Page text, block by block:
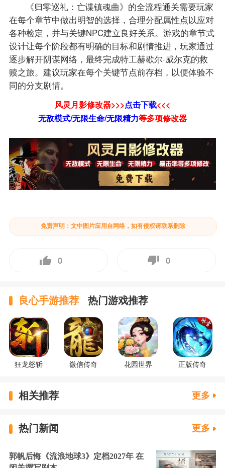
《归零巡礼：亡谍镇魂曲》的全流程通关需要玩家
在每个章节中做出明智的选择，合理分配属性点以应对
各种检定，并与关键NPC建立良好关系。游戏的章节式
设计让每个阶段都有明确的目标和剧情推进，玩家通过
逐步解开阴谋网络，最终完成特工赫歇尔·威尔克的救
赎之旅。建议玩家在每个关键节点前存档，以便体验不
同的分支剧情。
风灵月影修改器>>>点击下载<<<
无敌模式/无限生命/无限精力等多项修改器
免责声明：文中图片应用自网络，如有侵权请联系删除
0 0
良心手游推荐 热门游戏推荐
狂龙怒斩 微信传奇 花园世界 正版传奇
相关推荐 更多
热门新闻 更多
郭帆后悔《流浪地球3》定档2027年 在